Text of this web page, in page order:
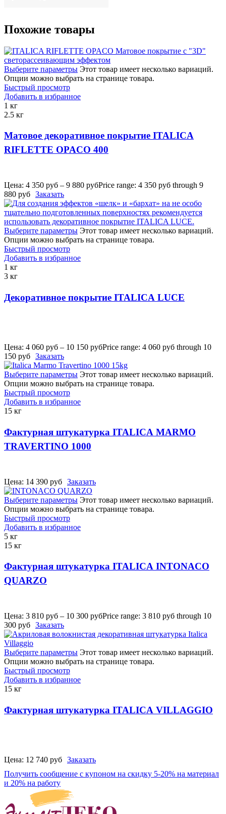
Похожие товары
Выберите параметры Этот товар имеет несколько вариаций.
Опции можно выбрать на странице товара.
Быстрый просмотр
Добавить в избранное
1 кг
2.5 кг
Матовое декоративное покрытие ITALICA
RIFLETTE OPACO 400
Цена: 4 350 руб – 9 880 рубPrice range: 4 350 руб through 9
880 руб Заказать
Выберите параметры Этот товар имеет несколько вариаций.
Опции можно выбрать на странице товара.
Быстрый просмотр
Добавить в избранное
1 кг
3 кг
Декоративное покрытие ITALICA LUCE
Цена: 4 060 руб – 10 150 рубPrice range: 4 060 руб through 10
150 руб Заказать
Выберите параметры Этот товар имеет несколько вариаций.
Опции можно выбрать на странице товара.
Быстрый просмотр
Добавить в избранное
15 кг
Фактурная штукатурка ITALICA MARMO
TRAVERTINO 1000
Цена: 14 390 руб Заказать
Выберите параметры Этот товар имеет несколько вариаций.
Опции можно выбрать на странице товара.
Быстрый просмотр
Добавить в избранное
5 кг
15 кг
Фактурная штукатурка ITALICA INTONACO
QUARZO
Цена: 3 810 руб – 10 300 рубPrice range: 3 810 руб through 10
300 руб Заказать
Выберите параметры Этот товар имеет несколько вариаций.
Опции можно выбрать на странице товара.
Быстрый просмотр
Добавить в избранное
15 кг
Фактурная штукатурка ITALICA VILLAGGIO
Цена: 12 740 руб Заказать
Получить сообщение с купоном на скидку 5-20% на материал
и 20% на работу